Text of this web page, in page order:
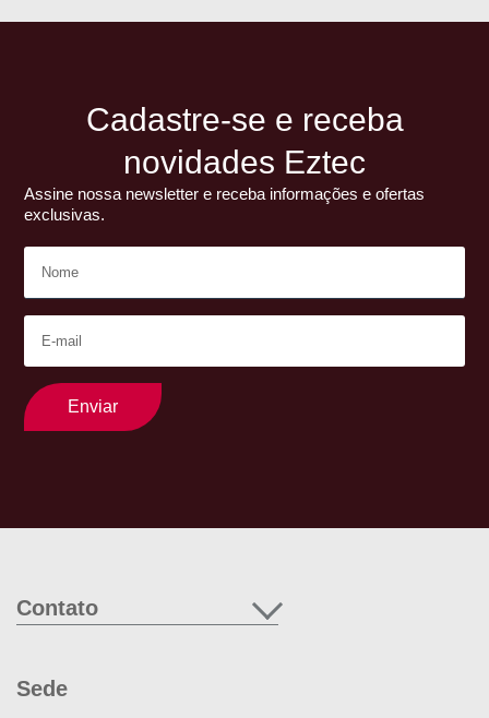
Cadastre-se e receba
novidades Eztec
Assine nossa newsletter e receba informações e ofertas
exclusivas.
Enviar
Contato
Sede